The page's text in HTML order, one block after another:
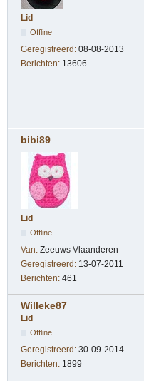
Lid
Offline
Geregistreerd: 08-08-2013
Berichten: 13606
bibi89
Lid
Offline
Van: Zeeuws Vlaanderen
Geregistreerd: 13-07-2011
Berichten: 461
Willeke87
Lid
Offline
Geregistreerd: 30-09-2014
Berichten: 1899